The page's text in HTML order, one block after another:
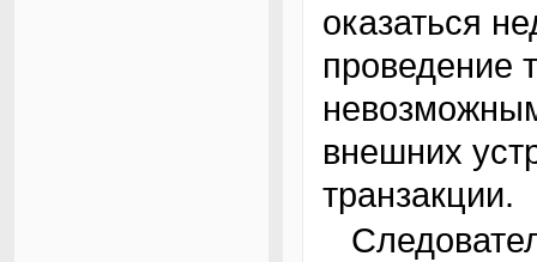
оказаться
проведение
внешних
транзакции.
Следовательно, наша модель процессов,